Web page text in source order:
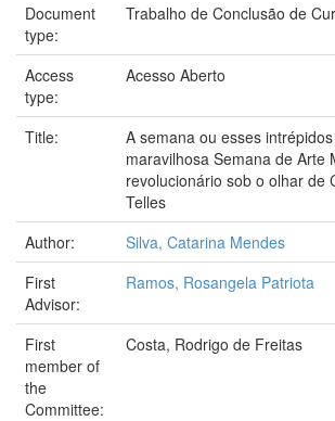
Document
type:
Trabalho de Conclusão de
Access
type:
Acesso Aberto
Title:
A semana ou esses
maravilhosa Semana de Arte
revolucionário sob o olhar de
Telles
Author:
Silva, Catarina Mendes
First
Advisor:
Ramos, Rosangela Patriota
First
member of
the
Committee:
Costa, Rodrigo de Freitas